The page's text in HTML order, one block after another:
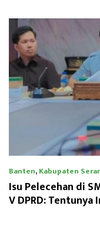
Banten,Kabupaten
Isu Pelecehan di
V DPRD: